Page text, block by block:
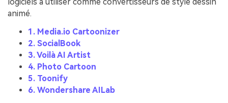
logiciels à utiliser comme convertisseurs de style dessin
animé.
1. Media.io Cartoonizer
2. SocialBook
3. Voilà AI Artist
4. Photo Cartoon
5. Toonify
6. Wondershare AILab